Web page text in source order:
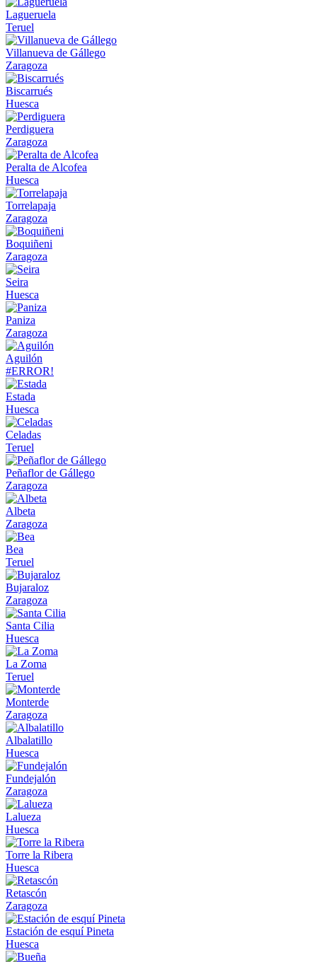
Lagueruela
Teruel
Villanueva de Gállego
Zaragoza
Biscarrués
Huesca
Perdiguera
Zaragoza
Peralta de Alcofea
Huesca
Torrelapaja
Zaragoza
Boquiñeni
Zaragoza
Seira
Huesca
Paniza
Zaragoza
Aguilón
#ERROR!
Estada
Huesca
Celadas
Teruel
Peñaflor de Gállego
Zaragoza
Albeta
Zaragoza
Bea
Teruel
Bujaraloz
Zaragoza
Santa Cilia
Huesca
La Zoma
Teruel
Monterde
Zaragoza
Albalatillo
Huesca
Fundejalón
Zaragoza
Lalueza
Huesca
Torre la Ribera
Huesca
Retascón
Zaragoza
Estación de esquí Pineta
Huesca